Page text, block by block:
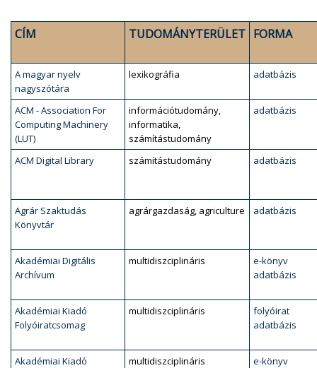
CÍM TUDOMÁNYTERÜLET FORMA
A magyar nyelv
nagyszótára
lexikográfia adatbázis
ACM - Association For
Computing Machinery
(LUT)
információtudomány,
informatika,
számítástudomány
adatbázis
ACM Digital Library számítástudomány adatbázis
Agrár Szaktudás
Könyvtár
agrárgazdaság, agriculture adatbázis
Akadémiai Digitális
Archívum
multidiszciplináris
e-könyv
adatbázis
Akadémiai Kiadó
Folyóiratcsomag
multidiszciplináris
folyóirat
adatbázis
Akadémiai Kiadó
multidiszciplináris
e-könyv